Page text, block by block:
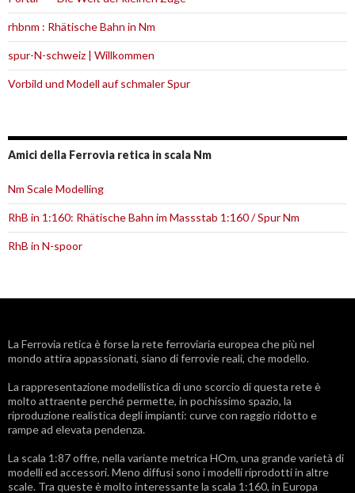
rhbnm : Rhätische Bahn in Nm
spur-N-schweiz | Willkommen
Vorbild und Modell auf schmaler Spur
Amici della Ferrovia retica in scala Nm
Nm Scale Modelling
RhB in 1:160: Rhätische Bahn im Massstab 1:160 / Spur Nm
RhB in N-spoor
La Ferrovia retica è forse la rete ferroviaria europea che più nel
mondo attira appassionati, siano di ferrovie reali, che modello.
La rappresentazione modellistica di uno scorcio di questa rete è
molto attraente perché permette, in pochissimo spazio, la
riproduzione realistica degli impianti: curve con raggio ridotto e
rampe ad elevata pendenza.
La scala 1:87 offre, nella variante metrica HOm, una grande varietà di
modelli ed accessori. Meno diffusi sono i modelli riprodotti in altre
scale. Tra queste è molto interessante la scala 1:160, in Europa